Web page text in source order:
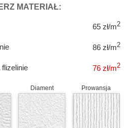
MATERIAŁ:
65 zł/m2
86 zł/m2
76 zł/m2
Diament Prowansja